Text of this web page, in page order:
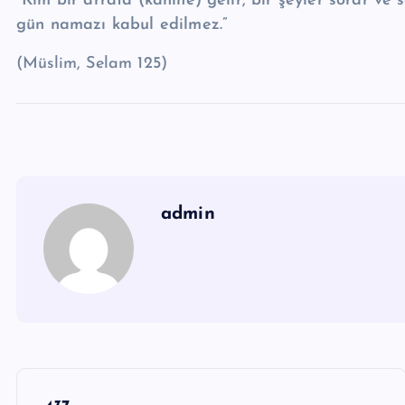
gün namazı kabul edilmez.”
(Müslim, Selam 125)
admin